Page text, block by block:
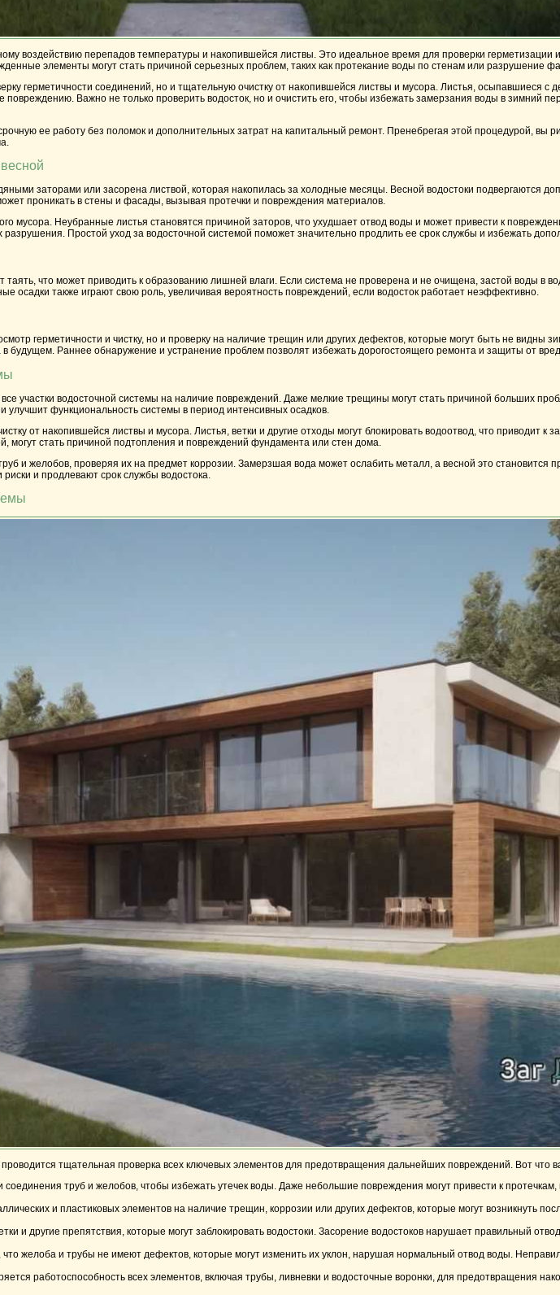
воздействию перепадов температуры и накопившейся листвы. Это идеальное время для проверки герметизации
элементы могут стать причиной серьезных проблем, таких как протекание воды по стенам или разрушение
герметичности соединений, но и тщательную очистку от накопившейся листвы и мусора. Листья, осыпавшиеся с
повреждению. Важно не только проверить водосток, но и очистить его, чтобы избежать замерзания воды в зимний
ее работу без поломок и дополнительных затрат на капитальный ремонт. Пренебрегая этой процедурой, вы
заторами или засорена листвой, которая накопилась за холодные месяцы. Весной водостоки подвергаются
проникать в стены и фасады, вызывая протечки и повреждения материалов.
мусора. Неубранные листья становятся причиной заторов, что ухудшает отвод воды и может привести к
разрушения. Простой уход за водосточной системой поможет значительно продлить ее срок службы и избежать
что может приводить к образованию лишней влаги. Если система не проверена и не очищена, застой воды в
осадки также играют свою роль, увеличивая вероятность повреждений, если водосток работает неэффективно.
герметичности и чистку, но и проверку на наличие трещин или других дефектов, которые могут быть не видны
будущем. Раннее обнаружение и устранение проблем позволят избежать дорогостоящего ремонта и защиты от
участки водосточной системы на наличие повреждений. Даже мелкие трещины могут стать причиной больших
улучшит функциональность системы в период интенсивных осадков.
от накопившейся листвы и мусора. Листья, ветки и другие отходы могут блокировать водоотвод, что приводит
могут стать причиной подтопления и повреждений фундамента или стен дома.
и желобов, проверяя их на предмет коррозии. Замерзшая вода может ослабить металл, а весной это становится
и продлевают срок службы водостока.
тщательная проверка всех ключевых элементов для предотвращения дальнейших повреждений. Вот что
соединения труб и желобов, чтобы избежать утечек воды. Даже небольшие повреждения могут привести к
и пластиковых элементов на наличие трещин, коррозии или других дефектов, которые могут возникнуть
и другие препятствия, которые могут заблокировать водостоки. Засорение водостоков нарушает правильный
что желоба и трубы не имеют дефектов, которые могут изменить их уклон, нарушая нормальный отвод воды.
работоспособность всех элементов, включая трубы, ливневки и водосточные воронки, для предотвращения